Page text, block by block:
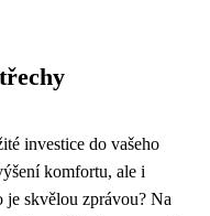
investice do vašeho
komfortu, ale i
skvělou zprávou? Na